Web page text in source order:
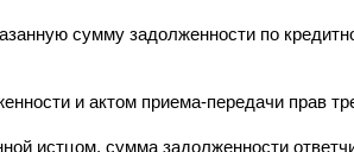
сумму задолженности по
и актом приема-передачи прав
истцом, сумма задолженности